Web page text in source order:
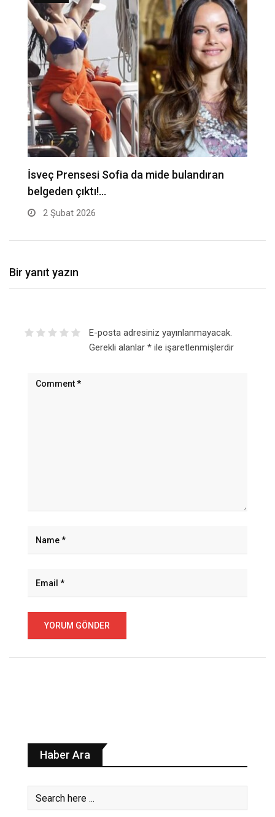
İsveç Prensesi Sofia da mide bulandıran
belgeden çıktı!…
2 Şubat 2026
Bir yanıt yazın
E-posta adresiniz yayınlanmayacak.
Gerekli alanlar *ile işaretlenmişlerdir
Haber Ara